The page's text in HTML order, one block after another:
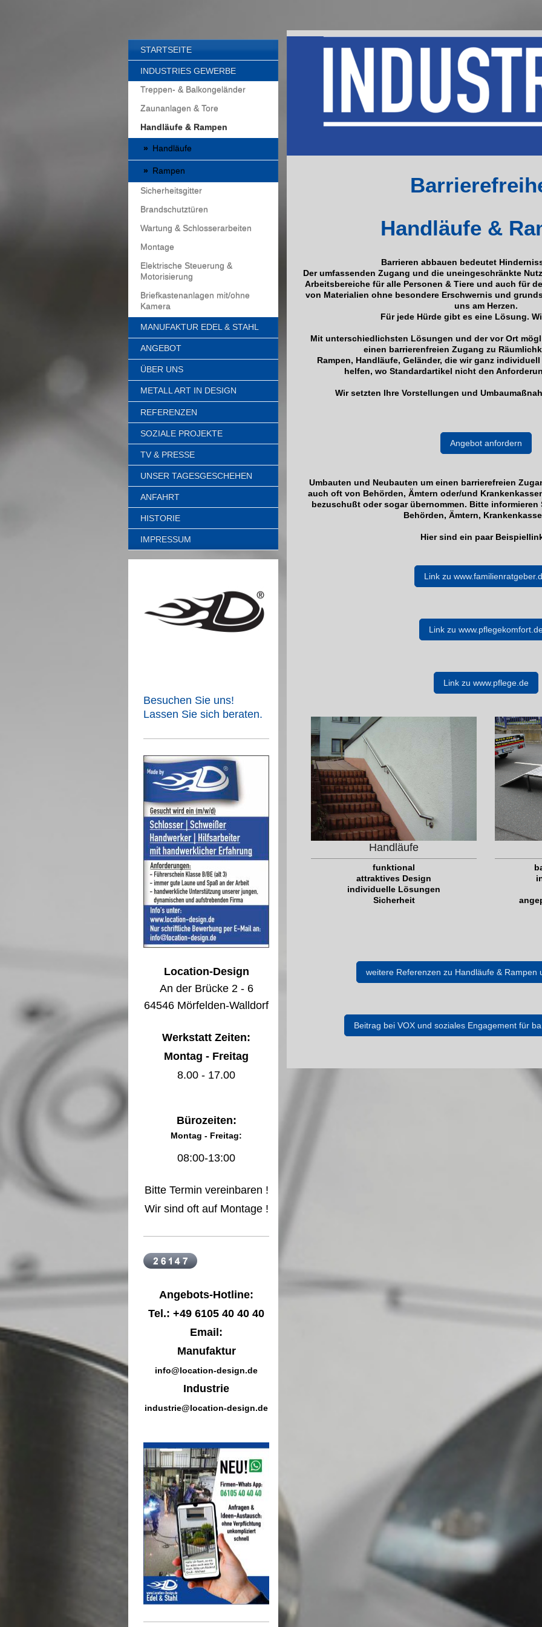
Handläufe &
Barrieren abbauen bedeutet
Der umfassenden Zugang und die uneingeschränkte
Arbeitsbereiche für alle Personen & Tiere und auch für
von Materialien ohne besondere Erschwernis und
uns am Herzen.
Für jede Hürde gibt es eine Lösung.
Mit unterschiedlichsten Lösungen und der vor Ort
einen barrierenfreien Zugang zu
Rampen, Handläufe, Geländer, die wir ganz
helfen, wo Standardartikel nicht den
Wir setzten Ihre Vorstellungen und
Angebot anfordern
Umbauten und Neubauten um einen barrierefreien
auch oft von Behörden, Ämtern oder/und
bezuschußt oder sogar übernommen. Bitte
Behörden, Ämtern,
Hier sind ein paar
Link zu
Link zu
Link zu www.pflege.de
Handläufe
funktional
attraktives Design
individuelle Lösungen
Sicherheit
weitere Referenzen zu Handläufe & Rampen
Beitrag bei VOX und soziales Engagement für
STARTSEITE
INDUSTRIES GEWERBE
Treppen- & Balkongeländer
Zaunanlagen & Tore
Handläufe & Rampen
Handläufe
Rampen
Sicherheitsgitter
Brandschutztüren
Wartung & Schlosserarbeiten
Montage
Elektrische Steuerung &
Motorisierung
Briefkastenanlagen mit/ohne
Kamera
MANUFAKTUR EDEL & STAHL
ANGEBOT
ÜBER UNS
METALL ART IN DESIGN
REFERENZEN
SOZIALE PROJEKTE
TV & PRESSE
UNSER TAGESGESCHEHEN
ANFAHRT
HISTORIE
IMPRESSUM
Besuchen Sie uns!
Lassen Sie sich beraten.
Location-Design
An der Brücke 2 - 6
64546 Mörfelden-Walldorf
Werkstatt Zeiten:
Montag - Freitag
8.00 - 17.00
Bürozeiten:
Montag - Freitag:
08:00-13:00
Bitte Termin vereinbaren !
Wir sind oft auf Montage !
Angebots-Hotline:
Tel.: +49 6105 40 40 40
Email:
Manufaktur
info@location-design.de
Industrie
industrie@location-design.de